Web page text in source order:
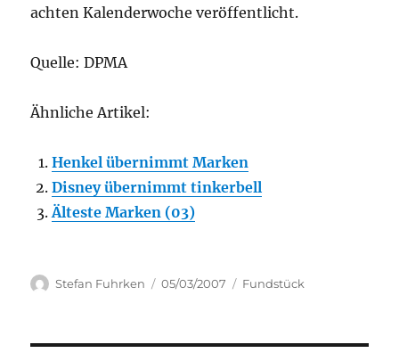
achten Kalenderwoche veröffentlicht.
Quelle: DPMA
Ähnliche Artikel:
Henkel übernimmt Marken
Disney übernimmt tinkerbell
Älteste Marken (03)
Author
Stefan Fuhrken
Posted
05/03/2007 Categories
Fundstück